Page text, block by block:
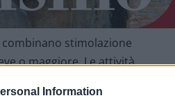
Information
stimolazione
o maggiore. Le attività,
cognitive residue, favorire
e delle loro famiglie.